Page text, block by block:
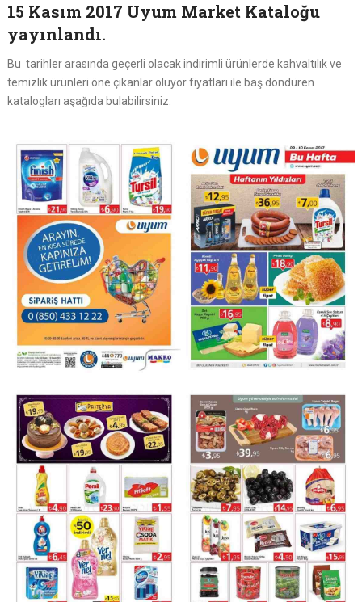
15 Kasım 2017 Uyum Market Kataloğu
yayınlandı.
Bu tarihler arasında geçerli olacak indirimli ürünlerde kahvaltılık ve
temizlik ürünleri öne çıkanlar oluyor fiyatları ile baş döndüren
katalogları aşağıda bulabilirsiniz.